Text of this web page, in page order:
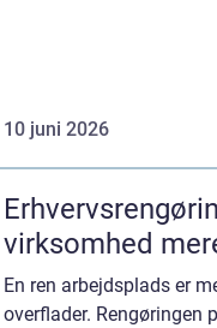
10 juni 2026
virksomhed
En ren arbejdsplads er
overflader. Rengøringen